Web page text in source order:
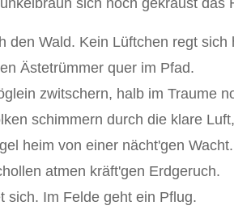
sich noch gekraust das
den Wald. Kein Lüftchen regt sich
Ästetrümmer quer im Pfad.
zwitschern, halb im Traume
schimmern durch die klare Luft,
heim von einer nächt'gen Wacht.
atmen kräft'gen Erdgeruch.
sich. Im Felde geht ein Pflug.